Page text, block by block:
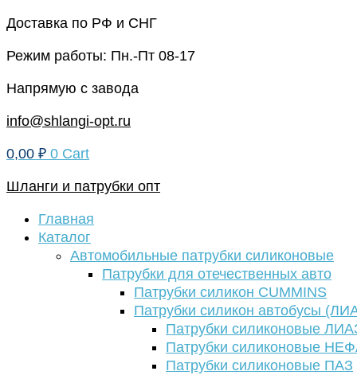
Перейти
содержимому
Доставка по РФ и СНГ
Режим работы: Пн.-Пт 08-17
Напрямую с завода
info@shlangi-opt.ru
0,00 ₽ 0 Cart
Шланги и патрубки опт
Главная
Каталог
Автомобильные патрубки силиконовые
Патрубки для отечественных авто
Патрубки силикон CUMMINS
Патрубки силикон автобусы
Патрубки силиконовые
Патрубки силиконовые
Патрубки силиконовые ПАЗ